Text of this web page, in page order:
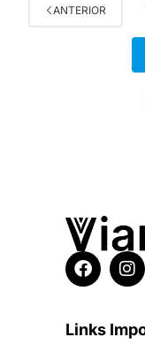
ANTERIOR
Links